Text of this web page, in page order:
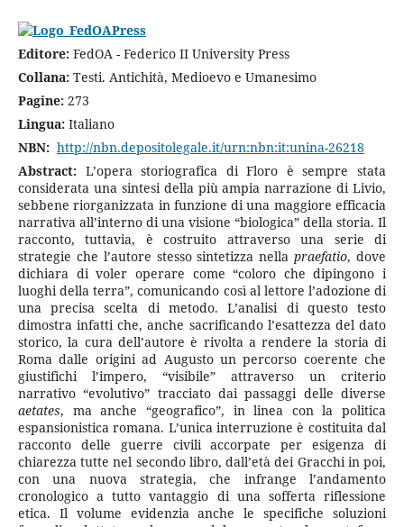
Editore:FedOA - Federico II University Press
Collana: Testi. Antichità, Medioevo e Umanesimo
Pagine:273
Lingua:Italiano
NBN: http://nbn.depositolegale.it/urn:nbn:it:unina-26218
Abstract: L’opera storiografica di Floro è sempre stata
considerata una sintesi della più ampia narrazione di Livio,
sebbene riorganizzata in funzione di una maggiore efficacia
narrativa all’interno di una visione “biologica” della storia. Il
racconto, tuttavia, è costruito attraverso una serie di
strategie che l’autore stesso sintetizza nellapraefatio, dove
dichiara di voler operare come “coloro che dipingono i
luoghi della terra”, comunicando così al lettore l’adozione di
una precisa scelta di metodo. L’analisi di questo testo
dimostra infatti che, anche sacrificando l’esattezza del dato
storico, la cura dell’autore è rivolta a rendere la storia di
Roma dalle origini ad Augusto un percorso coerente che
giustifichi l’impero, “visibile” attraverso un criterio
narrativo “evolutivo” tracciato dai passaggi delle diverse
aetates, ma anche “geografico”, in linea con la politica
espansionistica romana. L’unica interruzione è costituita dal
racconto delle guerre civili accorpate per esigenza di
chiarezza tutte nel secondo libro, dall’età dei Gracchi in poi,
con una nuova strategia, che infrange l’andamento
cronologico a tutto vantaggio di una sofferta riflessione
etica. Il volume evidenzia anche le specifiche soluzioni